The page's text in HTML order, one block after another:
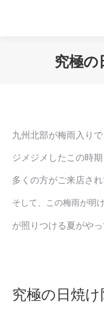
究極の
九州北部が梅雨入り
ジメジメしたこの時
多くの方がご来店され
そして、この梅雨が明
が照りつける夏がやっ
究極の日焼